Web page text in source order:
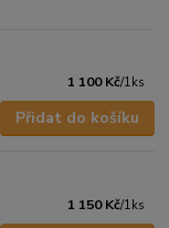
1 100 Kč/1ks
Přidat do košíku
1 150 Kč/1ks